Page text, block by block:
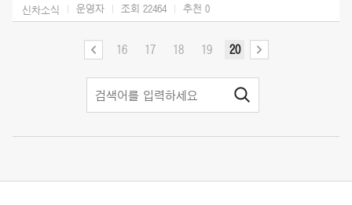
신차소식 운영자 조회 22464 추천 0
16 17 18 19 20